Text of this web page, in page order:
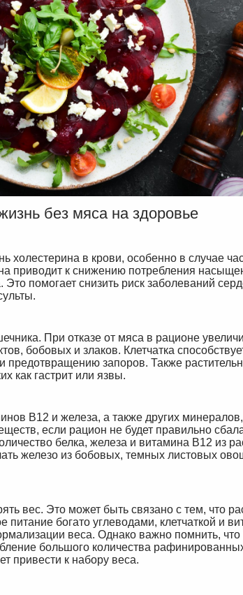
без мяса на здоровье
в крови, особенно в случае
приводит к снижению потребления
помогает снизить риск заболеваний
При отказе от мяса в рационе
бобовых и злаков. Клетчатка
запоров. Также
как гастрит или язвы.
B12 и железа, а также других минералов,
если рацион не будет правильно
белка, железа и витамина B12 из
железо из бобовых, темных листовых
вес. Это может быть связано с тем, что
богато углеводами, клетчаткой и
веса. Однако важно помнить, что
большого количества
привести к набору веса.